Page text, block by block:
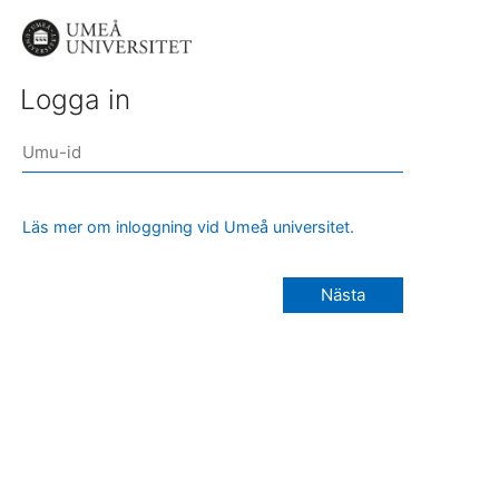
Logga in
Läs mer om inloggning vid Umeå universitet.
Nästa